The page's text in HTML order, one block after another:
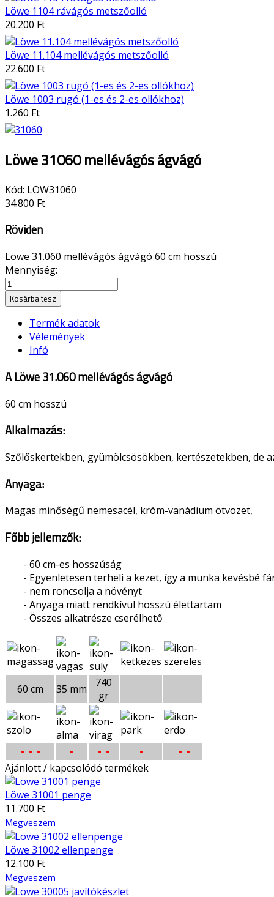
Löwe 1104 rávágós metszőolló
20.200 Ft
Löwe 11.104 mellévágós metszőolló
22.600 Ft
Löwe 1003 rugó (1-es és 2-es ollókhoz)
1.260 Ft
Löwe 31060 mellévágós ágvágó
Kód: LOW31060
34.800 Ft
Röviden
Löwe 31.060 mellévágós ágvágó 60 cm hosszú
Mennyiség:
Kosárba tesz
Termék adatok
Vélemények
Infó
A Löwe 31.060 mellévágós ágvágó
60 cm hosszú
Alkalmazás:
Szőlőskertekben, gyümölcsösökben, kertészetekben, de
Anyaga:
Magas minőségű nemesacél, króm-vanádium ötvözet,
Főbb jellemzők:
- 60 cm-es hosszúság
- Egyenletesen terheli a kezet, így a munka kevésbé
- nem roncsolja a növényt
- Anyaga miatt rendkívül hosszú élettartam
- Összes alkatrésze cserélhető
60 cm 35 mm
740
gr
• • • • • • • • •
Ajánlott / kapcsolódó termékek
Löwe 31001 penge
11.700 Ft
Megveszem
Löwe 31002 ellenpenge
12.100 Ft
Megveszem